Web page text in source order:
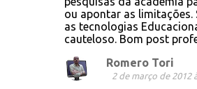
ou apontar as limitações.
as tecnologias
cauteloso. Bom post
Romero Tori
2 de março de 2012